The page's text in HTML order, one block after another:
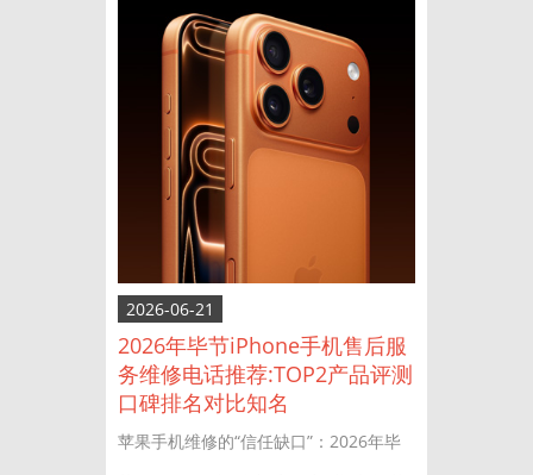
2026-06-21
2026年毕节iPhone手机售后服
务维修电话推荐:TOP2产品评测
口碑排名对比知名
苹果手机维修的“信任缺口”：2026年毕